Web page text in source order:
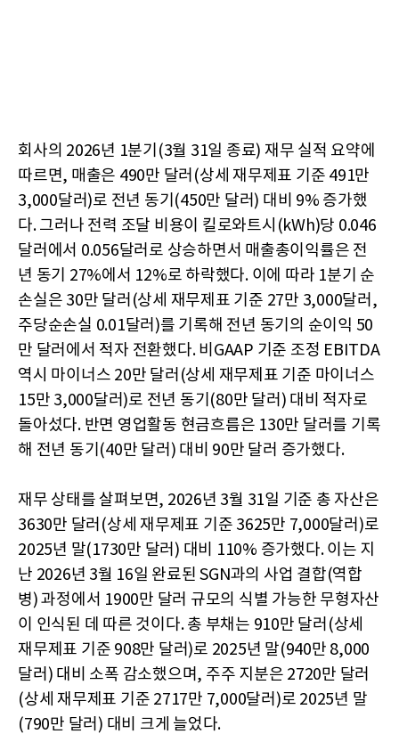
회사의 2026년 1분기(3월 31일 종료) 재무 실적 요약에
따르면, 매출은 490만 달러(상세 재무제표 기준 491만
3,000달러)로 전년 동기(450만 달러) 대비 9% 증가했
다. 그러나 전력 조달 비용이 킬로와트시(kWh)당 0.046
달러에서 0.056달러로 상승하면서 매출총이익률은 전
년 동기 27%에서 12%로 하락했다. 이에 따라 1분기 순
손실은 30만 달러(상세 재무제표 기준 27만 3,000달러,
주당순손실 0.01달러)를 기록해 전년 동기의 순이익 50
만 달러에서 적자 전환했다. 비GAAP 기준 조정 EBITDA
역시 마이너스 20만 달러(상세 재무제표 기준 마이너스
15만 3,000달러)로 전년 동기(80만 달러) 대비 적자로
돌아섰다. 반면 영업활동 현금흐름은 130만 달러를 기록
해 전년 동기(40만 달러) 대비 90만 달러 증가했다.
재무 상태를 살펴보면, 2026년 3월 31일 기준 총 자산은
3630만 달러(상세 재무제표 기준 3625만 7,000달러)로
2025년 말(1730만 달러) 대비 110% 증가했다. 이는 지
난 2026년 3월 16일 완료된 SGN과의 사업 결합(역합
병) 과정에서 1900만 달러 규모의 식별 가능한 무형자산
이 인식된 데 따른 것이다. 총 부채는 910만 달러(상세
재무제표 기준 908만 달러)로 2025년 말(940만 8,000
달러) 대비 소폭 감소했으며, 주주 지분은 2720만 달러
(상세 재무제표 기준 2717만 7,000달러)로 2025년 말
(790만 달러) 대비 크게 늘었다.